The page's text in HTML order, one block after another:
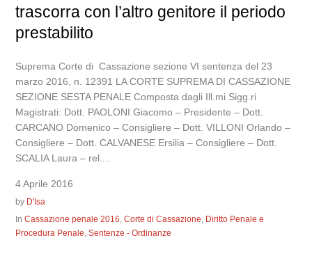
trascorra con l’altro genitore il periodo
prestabilito
Suprema Corte di Cassazione sezione VI sentenza del 23
marzo 2016, n. 12391 LA CORTE SUPREMA DI CASSAZIONE
SEZIONE SESTA PENALE Composta dagli Ill.mi Sigg.ri
Magistrati: Dott. PAOLONI Giacomo – Presidente – Dott.
CARCANO Domenico – Consigliere – Dott. VILLONI Orlando –
Consigliere – Dott. CALVANESE Ersilia – Consigliere – Dott.
SCALIA Laura – rel....
4 Aprile 2016
by D'Isa
InCassazione penale 2016,Corte di Cassazione, Diritto Penale e
Procedura Penale,Sentenze - Ordinanze